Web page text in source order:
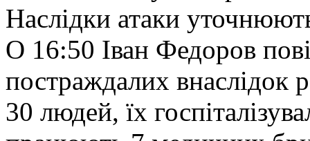
Наслідки атаки
О 16:50 Іван Федоров
постраждалих внаслідок
30 людей, їх